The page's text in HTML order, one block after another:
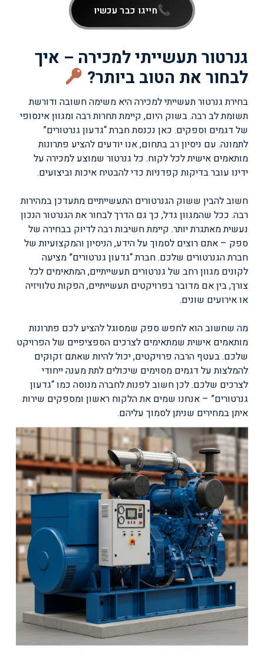
חייגו כבר עכשיו
גנרטור תעשייתי למכירה – איך
לבחור את הטוב ביותר?
בחירת גנרטור תעשייתי למכירה היא משימה חשובה ודורשת
תשומת לב רבה. בשוק היום, קיימת תחרות רבה ומגוון אינסופי
של דגמים וספקים. כאן נכנסת חברת “גדעון גנרטורים”
לתמונה. עם ניסיון רב בתחום, אנו יודעים להציע פתרונות
מותאמים אישית לכל לקוח. כל גנרטור שמוצע למכירה על
ידינו עובר בדיקות קפדניות כדי להבטיח איכות וביצועים.
חשוב להבין ששוק הגנרטורים התעשייתיים מתעדכן במהירות
רבה. ככל שהמגוון גדל, כך גם הדרך לבחור את הגנרטור הנכון
נעשית מאתגרת יותר. קיימת חשיבות רבה לדיוק בבחירה של
ספק – אתם רוצים לסמוך על הידע, הניסיון והמקצועיות של
חברת הגנרטורים שלכם. חברת “גדעון גנרטורים” מציעה
לקונים מגוון רחב של גנרטורים תעשייתיים, המתאימים לכל
צורך, בין אם מדובר בפרויקטים תעשייתיים, הפקות טלוויזיה
או אירועים שונים.
מה שחשוב הוא לחפש ספק שמסוגל להציע לכם פתרונות
מותאמים אישית שמתאימים לצרכים הספציפיים של הפרויקט
שלכם. בעטף הרבה פרויקטים, יכול להיות שאתם זקוקים
להמלצות על דגמים מסוימים שיכולים לתת מענה ייחודי
לצרכים שלכם. לכן חשוב לפנות לחברה מנוסה כמו “גדעון
גנרטורים” – אנחנו שמים את הלקוח ראשון ומספקים שירות
איתן במחירים שניתן לסמוך עליהם.